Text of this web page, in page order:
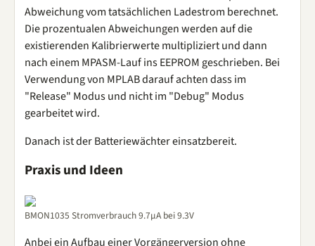
Abweichung vom tatsächlichen Ladestrom berechnet.
Die prozentualen Abweichungen werden auf die
existierenden Kalibrierwerte multipliziert und dann
nach einem MPASM-Lauf ins EEPROM geschrieben. Bei
Verwendung von MPLAB darauf achten dass im
"Release" Modus und nicht im "Debug" Modus
gearbeitet wird.
Danach ist der Batteriewächter einsatzbereit.
Praxis und Ideen
BMON1035 Stromverbrauch 9.7µA bei 9.3V
Anbei ein Aufbau einer Vorgängerversion ohne